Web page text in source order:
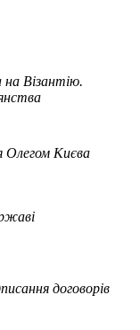
на Візантію.
Олегом Києва
договорів